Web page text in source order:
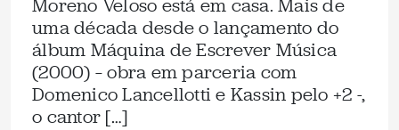
Moreno Veloso está em casa. Mais de
uma década desde o lançamento do
álbum Máquina de Escrever Música
(2000) – obra em parceria com
Domenico Lancellotti e Kassin pelo +2 -,
o cantor […]